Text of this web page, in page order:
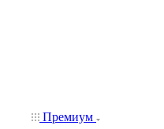
Премиум